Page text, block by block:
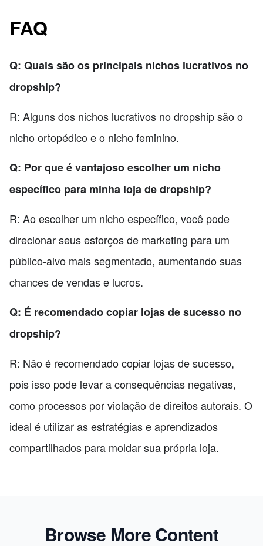
FAQ
Q: Quais são os principais nichos lucrativos no
dropship?
R: Alguns dos nichos lucrativos no dropship são o
nicho ortopédico e o nicho feminino.
Q: Por que é vantajoso escolher um nicho
específico para minha loja de dropship?
R: Ao escolher um nicho específico, você pode
direcionar seus esforços de marketing para um
público-alvo mais segmentado, aumentando suas
chances de vendas e lucros.
Q: É recomendado copiar lojas de sucesso no
dropship?
R: Não é recomendado copiar lojas de sucesso,
pois isso pode levar a consequências negativas,
como processos por violação de direitos autorais. O
ideal é utilizar as estratégias e aprendizados
compartilhados para moldar sua própria loja.
Browse More Content